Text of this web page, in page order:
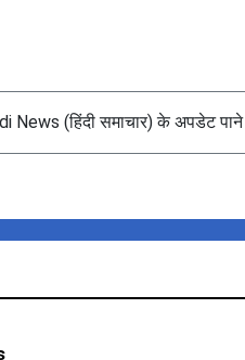
(हिंदी समाचार) के अपडेट